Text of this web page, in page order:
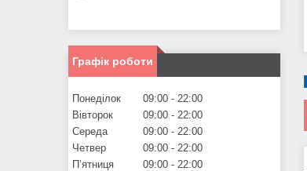
Графік роботи
Понеділок 09:00
22:00
Вівторок
09:00
22:00
Середа
09:00
22:00
Четвер
09:00
22:00
Пʼятниця
09:00
22:00